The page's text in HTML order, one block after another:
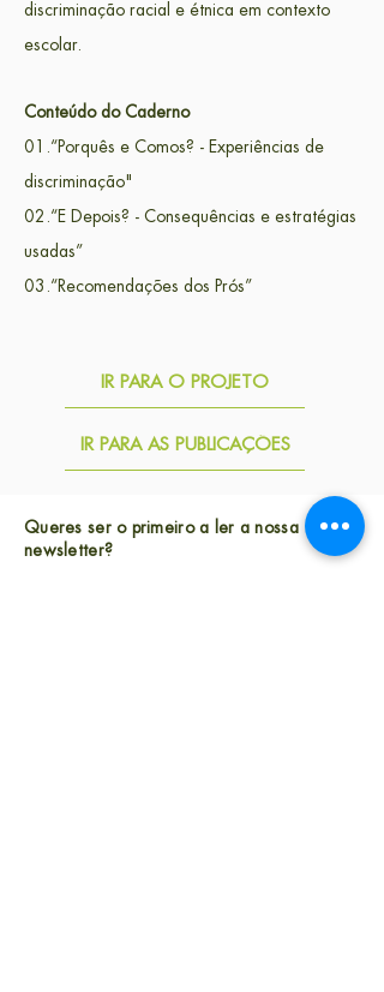
discriminação racial e étnica em contexto
escolar.
Conteúdo do Caderno
01.“Porquês e Comos? - Experiências de
discriminação"
02.“E Depois? - Consequências e estratégias
usadas”
03.“Recomendações dos Prós”
IR PARA O PROJETO
IR PARA AS PUBLICAÇÕES
Queres ser o primeiro a ler a nossa
newsletter?